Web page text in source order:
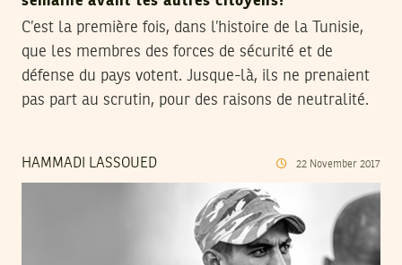
C’est la première fois, dans l’histoire de la Tunisie,
que les membres des forces de sécurité et de
défense du pays votent. Jusque-là, ils ne prenaient
pas part au scrutin, pour des raisons de neutralité.
HAMMADI LASSOUED 22 November 2017